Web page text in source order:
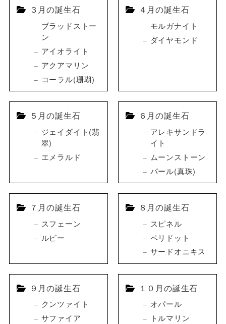
３月の誕生石
ブラッドストー
ン
アイオライト
アクアマリン
コーラル(珊瑚)
４月の誕生石
モルガナイト
ダイヤモンド
５月の誕生石
ジェイダイト(翡
翠)
エメラルド
６月の誕生石
アレキサンドラ
イト
ムーンストーン
パール(真珠)
７月の誕生石
スフェーン
ルビー
８月の誕生石
スピネル
ペリドット
サードオニキス
９月の誕生石
クンツァイト
サファイア
１０月の誕生石
オパール
トルマリン